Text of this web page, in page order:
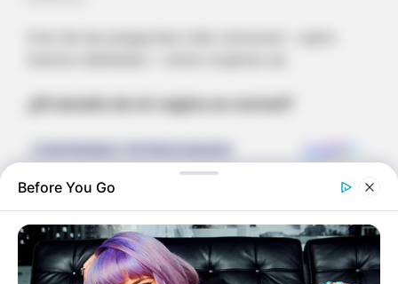
Before You Go